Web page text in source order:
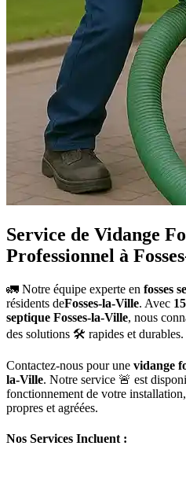
Service de Vidange
Professionnel à
🚛 Notre équipe experte en fosses
résidents deFosses-la-Ville. Avec
septique Fosses-la-Ville, nous
des solutions 🛠️ rapides et durables.
Contactez-nous pour une vidange
la-Ville. Notre service 🚨 est
fonctionnement de votre
propres et agréées.
Nos Services Incluent :